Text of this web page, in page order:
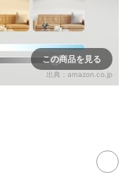
この商品を見る
出典： amazon.co.jp